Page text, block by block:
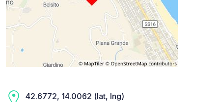
42.6772, 14.0062 (lat, lng)